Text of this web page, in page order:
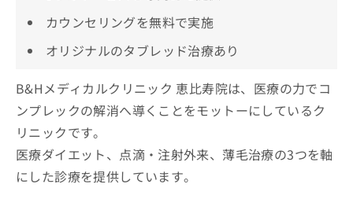
カウンセリングを無料で実施
オリジナルのタブレッド治療あり
B&Hメディカルクリニック 恵比寿院は、医療の力でコ
ンプレックの解消へ導くことをモットーにしているク
リニックです。
医療ダイエット、点滴・注射外来、薄毛治療の3つを軸
にした診療を提供しています。